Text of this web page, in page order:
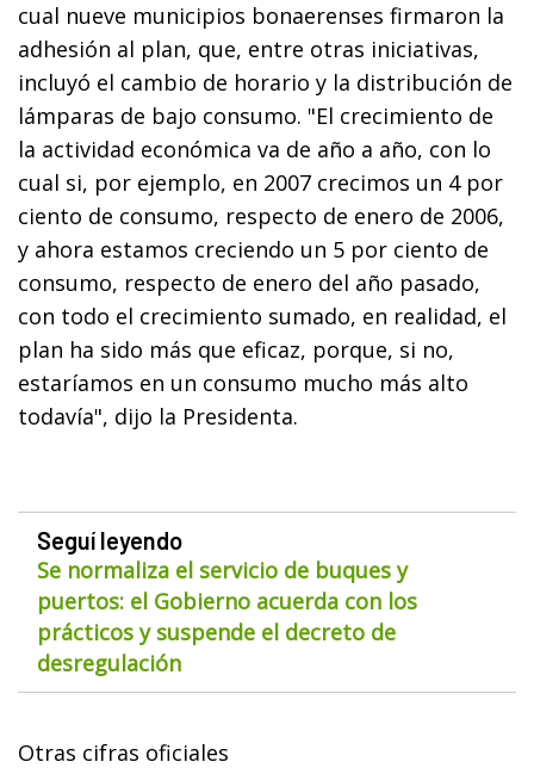
cual nueve municipios bonaerenses firmaron la
adhesión al plan, que, entre otras iniciativas,
incluyó el cambio de horario y la distribución de
lámparas de bajo consumo. "El crecimiento de
la actividad económica va de año a año, con lo
cual si, por ejemplo, en 2007 crecimos un 4 por
ciento de consumo, respecto de enero de 2006,
y ahora estamos creciendo un 5 por ciento de
consumo, respecto de enero del año pasado,
con todo el crecimiento sumado, en realidad, el
plan ha sido más que eficaz, porque, si no,
estaríamos en un consumo mucho más alto
todavía", dijo la Presidenta.
Seguí leyendo
Se normaliza el servicio de buques y
puertos: el Gobierno acuerda con los
prácticos y suspende el decreto de
desregulación
Otras cifras oficiales